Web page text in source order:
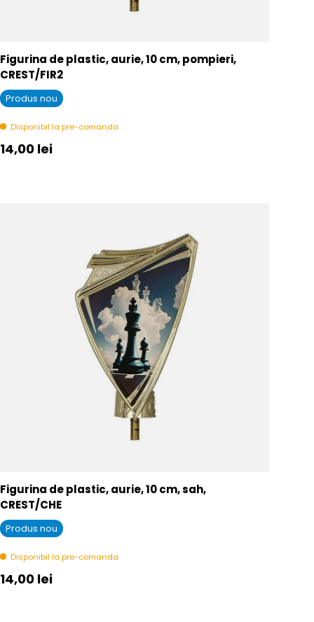
Figurina de plastic, aurie, 10 cm, pompieri,
CREST/FIR2
Produs nou
Disponibil la pre-comanda
Pret initial
14,00 lei
Figurina de plastic, aurie, 10 cm, sah,
CREST/CHE
Produs nou
Disponibil la pre-comanda
Pret initial
14,00 lei